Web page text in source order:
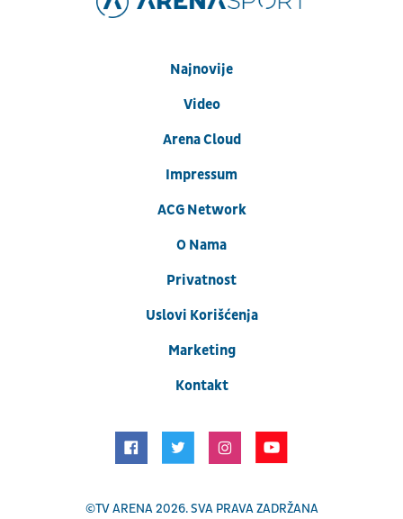
Najnovije
Video
Arena Cloud
Impressum
ACG Network
O Nama
Privatnost
Uslovi Korišćenja
Marketing
Kontakt
©TV ARENA2026. SVA PRAVA ZADRŽANA